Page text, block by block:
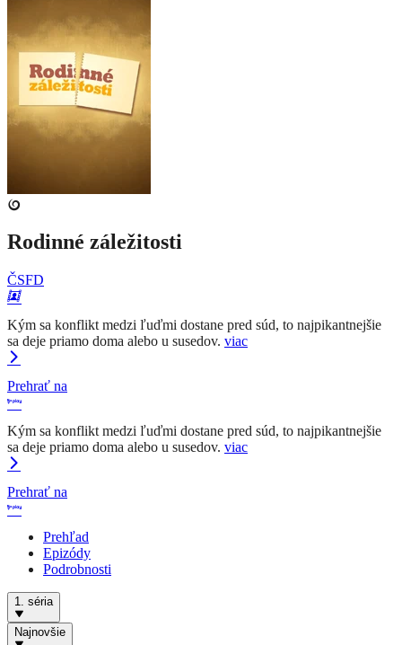
Rodinné záležitosti
ČSFD
Kým sa konflikt medzi ľuďmi dostane pred súd, to najpikantnejšie
sa deje priamo doma alebo u susedov. viac
Prehrať na
Kým sa konflikt medzi ľuďmi dostane pred súd, to najpikantnejšie
sa deje priamo doma alebo u susedov. viac
Prehrať na
Prehľad
Epizódy
Podrobnosti
1. séria
Najnovšie